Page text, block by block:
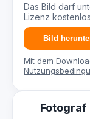
Das Bild darf
Lizenz
Bild
Mit dem
Fotograf